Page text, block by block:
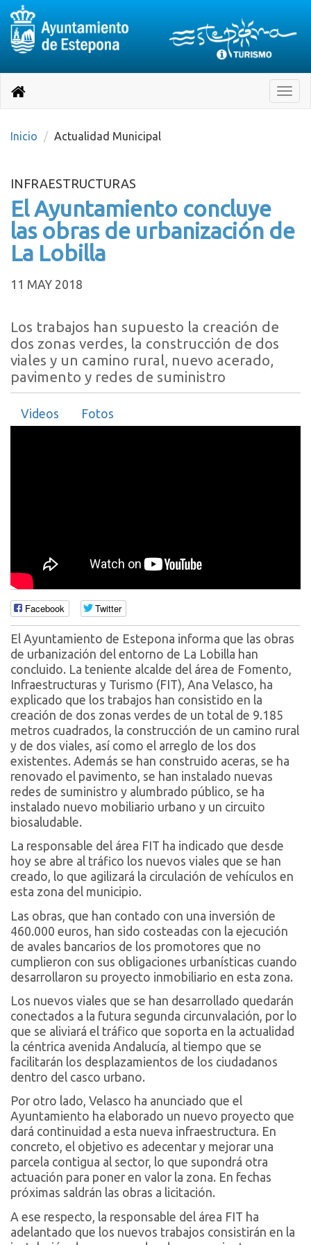
página
Toggle
Destino:
Volver
inicio
Inicio Actualidad Municipal
INFRAESTRUCTURAS
El Ayuntamiento concluye
las obras de urbanización de
La Lobilla
11 MAY 2018
Los trabajos han supuesto la creación de
dos zonas verdes, la construcción de dos
viales y un camino rural, nuevo acerado,
pavimento y redes de suministro
Videos Fotos
Facebook Twitter
El Ayuntamiento de Estepona informa que las obras
de urbanización del entorno de La Lobilla han
concluido. La teniente alcalde del área de Fomento,
Infraestructuras y Turismo (FIT), Ana Velasco, ha
explicado que los trabajos han consistido en la
creación de dos zonas verdes de un total de 9.185
metros cuadrados, la construcción de un camino rural
y de dos viales, así como el arreglo de los dos
existentes. Además se han construido aceras, se ha
renovado el pavimento, se han instalado nuevas
redes de suministro y alumbrado público, se ha
instalado nuevo mobiliario urbano y un circuito
biosaludable.
La responsable del área FIT ha indicado que desde
hoy se abre al tráfico los nuevos viales que se han
creado, lo que agilizará la circulación de vehículos en
esta zona del municipio.
Las obras, que han contado con una inversión de
460.000 euros, han sido costeadas con la ejecución
de avales bancarios de los promotores que no
cumplieron con sus obligaciones urbanísticas cuando
desarrollaron su proyecto inmobiliario en esta zona.
Los nuevos viales que se han desarrollado quedarán
conectados a la futura segunda circunvalación, por lo
que se aliviará el tráfico que soporta en la actualidad
la céntrica avenida Andalucía, al tiempo que se
facilitarán los desplazamientos de los ciudadanos
dentro del casco urbano.
Por otro lado, Velasco ha anunciado que el
Ayuntamiento ha elaborado un nuevo proyecto que
dará continuidad a esta nueva infraestructura. En
concreto, el objetivo es adecentar y mejorar una
parcela contigua al sector, lo que supondrá otra
actuación para poner en valor la zona. En fechas
próximas saldrán las obras a licitación.
A ese respecto, la responsable del área FIT ha
adelantado que los nuevos trabajos consistirán en la